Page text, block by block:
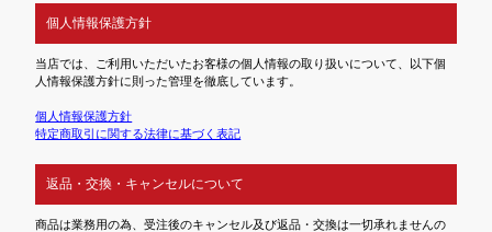
個人情報保護方針
当店では、ご利用いただいたお客様の個人情報の取り扱いについて、以下個
人情報保護方針に則った管理を徹底しています。
個人情報保護方針
特定商取引に関する法律に基づく表記
返品・交換・キャンセルについて
商品は業務用の為、受注後のキャンセル及び返品・交換は一切承れませんの